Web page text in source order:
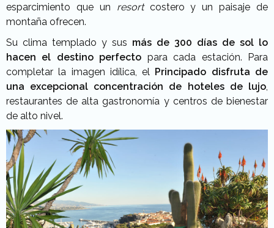
esparcimiento que un resort costero y un paisaje de
montaña ofrecen.
Su clima templado y sus más de 300 días de sol lo
hacen el destino perfecto para cada estación. Para
completar la imagen idílica, el Principado disfruta de
una excepcional concentración de hoteles de lujo
restaurantes de alta gastronomía y centros de bienestar
de alto nivel.